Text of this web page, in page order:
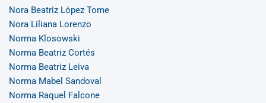
Nora Beatriz López Tome
Nora Liliana Lorenzo
Norma Klosowski
Norma Beatriz Cortés
Norma Beatriz Leiva
Norma Mabel Sandoval
Norma Raquel Falcone